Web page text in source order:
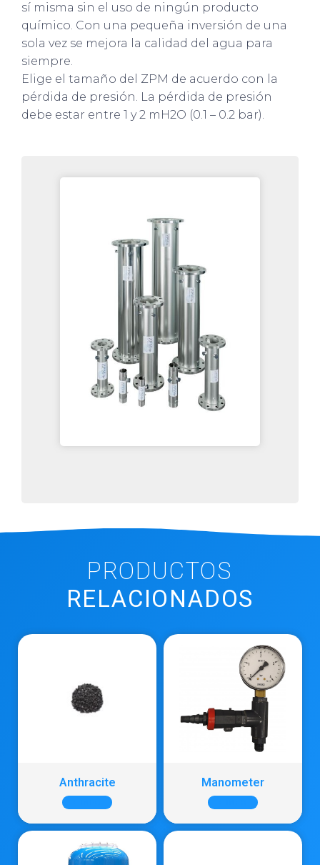
sí misma sin el uso de ningún producto
químico. Con una pequeña inversión de una
sola vez se mejora la calidad del agua para
siempre.
Elige el tamaño del ZPM de acuerdo con la
pérdida de presión. La pérdida de presión
debe estar entre 1 y 2 mH2O (0.1 – 0.2 bar).
PRODUCTOS
RELACIONADOS
Anthracite Manometer